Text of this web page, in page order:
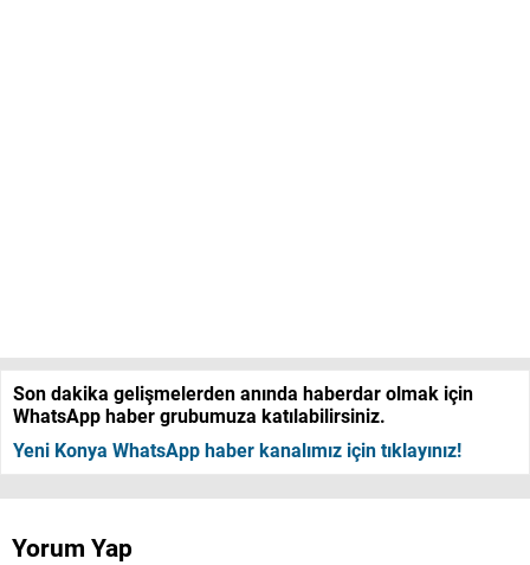
Son dakika gelişmelerden anında haberdar olmak için
WhatsApp haber grubumuza katılabilirsiniz.
Yeni Konya WhatsApp haber kanalımız için tıklayınız!
Yorum Yap